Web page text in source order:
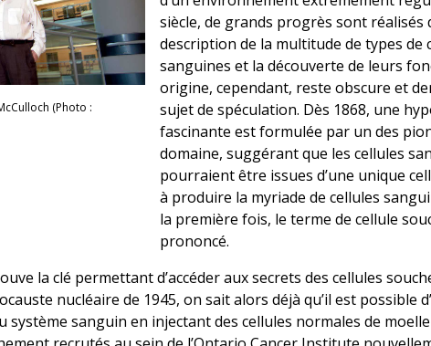
(Photo :
siècle, de grands progrès sont réalisés
description de la multitude de types de
sanguines et la découverte de leurs
origine, cependant, reste obscure et
sujet de spéculation. Dès 1868, une
fascinante est formulée par un des
domaine, suggérant que les cellules
pourraient être issues d’une unique
à produire la myriade de cellules
la première fois, le terme de cellule
prononcé.
la clé permettant d’accéder aux secrets des cellules
nucléaire de 1945, on sait alors déjà qu’il est possible
système sanguin en injectant des cellules normales de